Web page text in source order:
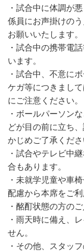
・試合中に体調が
係員にお声掛けの
お願いいたします。
・試合中の携帯電
います。
・試合中、不意に
ケガ等につきまし
にご注意ください。
・ボールパーソン
どが目の前に立ち
かじめご了承くださ
・試合やテレビ中
合もあります。
・未就学児童や車
配慮から本席をご
・酩酊状態の方の
・雨天時に備え、
せん。
・その他、スタッ